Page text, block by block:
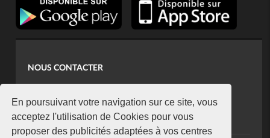
En poursuivant votre navigation sur ce site, vous
acceptez l'utilisation de Cookies pour vous
proposer des publicités adaptées à vos centres
NOUS CONTACTER
koaci@yahoo.fr
+225 07 08 85 52 93